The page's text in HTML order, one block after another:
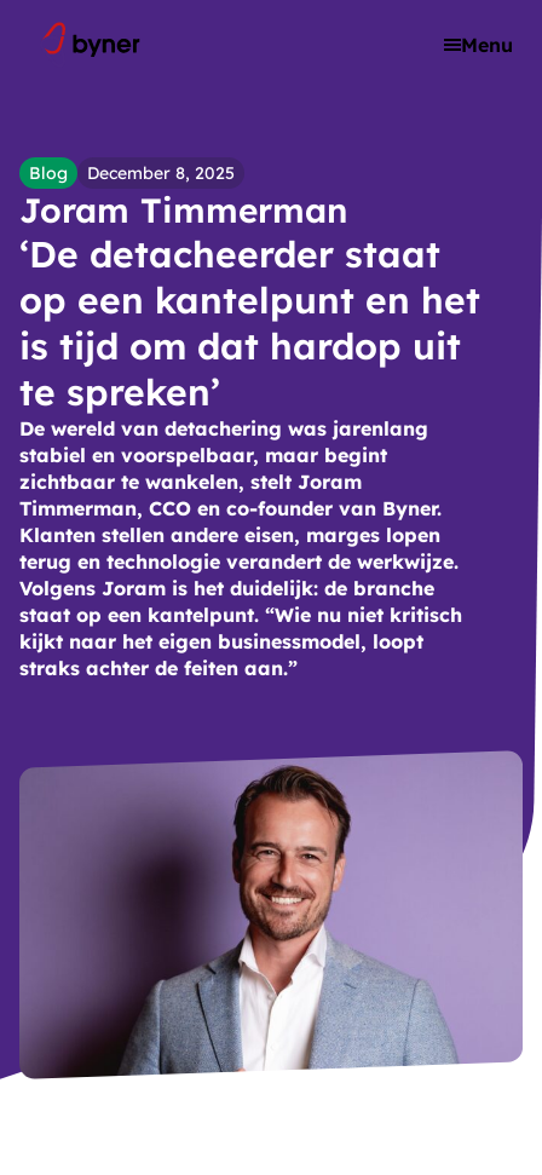
Menu
Blog December 8, 2025
Joram Timmerman
‘De detacheerder staat
op een kantelpunt en het
is tijd om dat hardop uit
te spreken’
De wereld van detachering was jarenlang
stabiel en voorspelbaar, maar begint
zichtbaar te wankelen, stelt Joram
Timmerman, CCO en co-founder van Byner.
Klanten stellen andere eisen, marges lopen
terug en technologie verandert de werkwijze.
Volgens Joram is het duidelijk: de branche
staat op een kantelpunt. “Wie nu niet kritisch
kijkt naar het eigen businessmodel, loopt
straks achter de feiten aan.”